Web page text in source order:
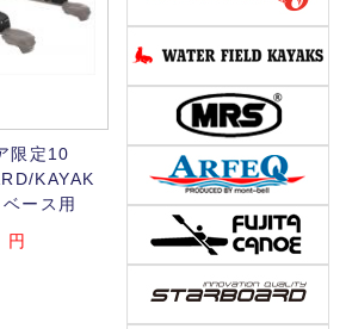
限定10
KAYAK
ース用
円